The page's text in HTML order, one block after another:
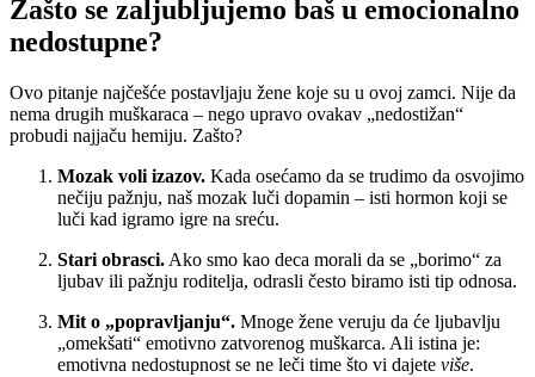
Zašto se zaljubljujemo baš u emocionalno
nedostupne?
Ovo pitanje najčešće postavljaju žene koje su u ovoj zamci. Nije da
nema drugih muškaraca – nego upravo ovakav „nedostižan“
probudi najjaču hemiju. Zašto?
Mozak voli izazov. Kada osećamo da se trudimo da osvojimo
nečiju pažnju, naš mozak luči dopamin – isti hormon koji se
luči kad igramo igre na sreću.
Stari obrasci. Ako smo kao deca morali da se „borimo“ za
ljubav ili pažnju roditelja, odrasli često biramo isti tip odnosa.
Mit o „popravljanju“. Mnoge žene veruju da će ljubavlju
„omekšati“ emotivno zatvorenog muškarca. Ali istina je:
emotivna nedostupnost se ne leči time što vi dajete više.